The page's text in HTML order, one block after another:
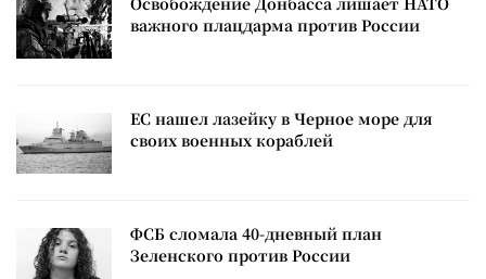
важного плацдарма против России
ЕС нашел лазейку в Черное море для
своих военных кораблей
ФСБ сломала 40-дневный план
Зеленского против России